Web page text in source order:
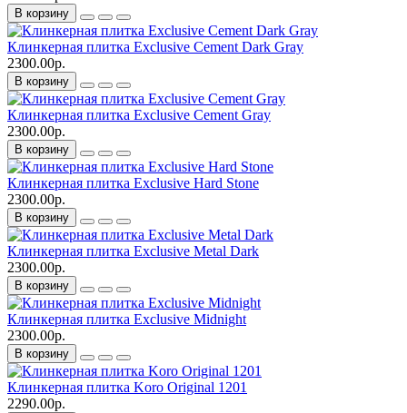
В корзину
Клинкерная плитка Exclusive Cement Dark Gray
2300.00р.
В корзину
Клинкерная плитка Exclusive Cement Gray
2300.00р.
В корзину
Клинкерная плитка Exclusive Hard Stone
2300.00р.
В корзину
Клинкерная плитка Exclusive Metal Dark
2300.00р.
В корзину
Клинкерная плитка Exclusive Midnight
2300.00р.
В корзину
Клинкерная плитка Koro Original 1201
2290.00р.